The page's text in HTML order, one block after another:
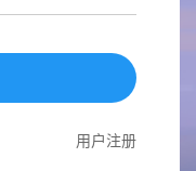
用户注册